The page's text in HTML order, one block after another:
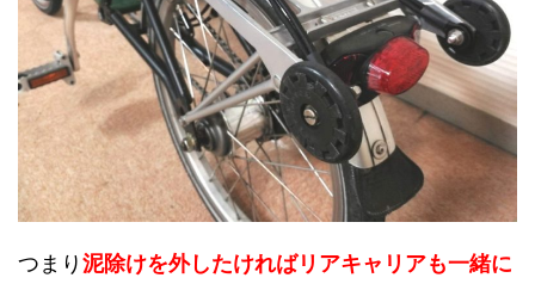
つまり泥除けを外したければリアキャリアも一緒に